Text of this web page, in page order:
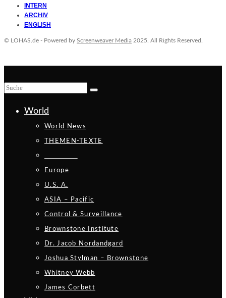
INTERN
ARCHIV
ENGLISH
© LOHAS.de - Powered by Screenweaver Media 2025. All Rights Reserved.
World
World News
THEMEN-TEXTE
Europe
U.S. A.
ASIA – Pacific
Control & Surveillance
Brownstone Institute
Dr. Jacob Nordandgard
Joshua Stylman – Brownstone
Whitney Webb
James Corbett